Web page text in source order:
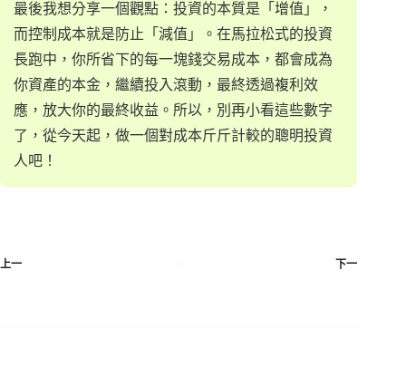
最後我想分享一個觀點：投資的本質是「增值」，
而控制成本就是防止「減值」。在馬拉松式的投資
長跑中，你所省下的每一塊錢交易成本，都會成為
你資產的本金，繼續投入滾動，最終透過複利效
應，放大你的最終收益。所以，別再小看這些數字
了，從今天起，做一個對成本斤斤計較的聰明投資
人吧！
上一 下一